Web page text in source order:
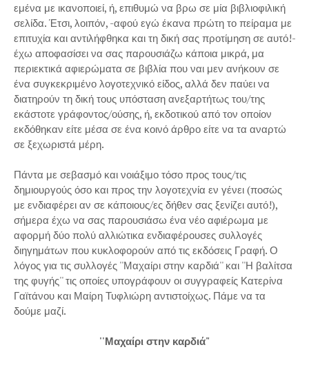
εμένα με ικανοποιεί, ή, επιθυμώ να βρω σε μία βιβλιοφιλική
σελίδα. Έτσι, λοιπόν, -αφού εγώ έκανα πρώτη το πείραμα με
επιτυχία και αντιλήφθηκα και τη δική σας προτίμηση σε αυτό!-
έχω αποφασίσει να σας παρουσιάζω κάποια μικρά, μα
περιεκτικά αφιερώματα σε βιβλία που ναι μεν ανήκουν σε
ένα συγκεκριμένο λογοτεχνικό είδος, αλλά δεν παύει να
διατηρούν τη δική τους υπόσταση ανεξαρτήτως του/της
εκάστοτε γράφοντος/ούσης, ή, εκδοτικού από τον οποίον
εκδόθηκαν είτε μέσα σε ένα κοινό άρθρο είτε να τα αναρτώ
σε ξεχωριστά μέρη.
Πάντα με σεβασμό και νοιάξιμο τόσο προς τους/τις
δημιουργούς όσο και προς την λογοτεχνία εν γένει (ποσώς
με ενδιαφέρει αν σε κάποιους/ες δήθεν σας ξενίζει αυτό!),
σήμερα έχω να σας παρουσιάσω ένα νέο αφιέρωμα με
αφορμή δύο πολύ αλλιώτικα ενδιαφέρουσες συλλογές
διηγημάτων που κυκλοφορούν από τις εκδόσεις Γραφή. Ο
λόγος για τις συλλογές ''Μαχαίρι στην καρδιά'' και ''Η βαλίτσα
της φυγής'' τις οποίες υπογράφουν οι συγγραφείς Κατερίνα
Γαϊτάνου και Μαίρη Τυφλιώρη αντιστοίχως. Πάμε να τα
δούμε μαζί.
''Μαχαίρι στην καρδιά"